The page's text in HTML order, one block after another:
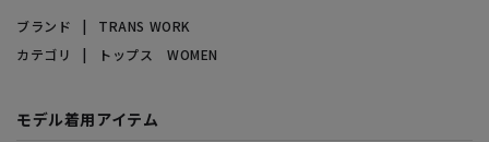
ブランド
TRANS WORK
カテゴリ
トップス WOMEN
モデル着用アイテム